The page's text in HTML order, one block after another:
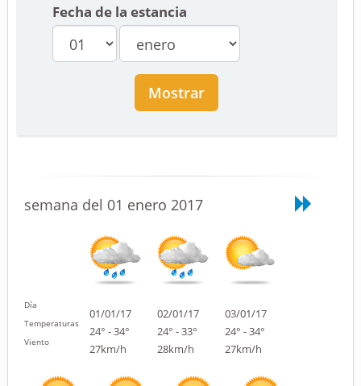
Fecha de la estancia
Mostrar
semana del 01 enero 2017
Día
Temperaturas
Viento
01/01/17
24° - 34°
27km/h
02/01/17
24° - 33°
28km/h
03/01/17
24° - 34°
27km/h